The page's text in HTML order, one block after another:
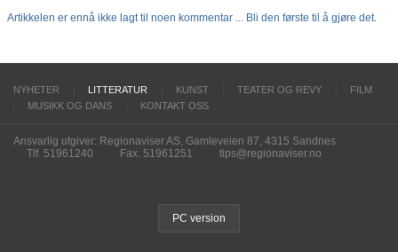
Artikkelen er ennå ikke lagt til noen kommentar ... Bli den første til å gjøre det.
NYHETER LITTERATUR KUNST TEATER OG REVY
FILM
MUSIKK OG DANS
KONTAKT OSS
Ansvarlig utgiver: Regionaviser AS, Gamleveien 87, 4315 Sandnes
Tlf. 51961240
Fax. 51961251 tips@regionaviser.no
PC version